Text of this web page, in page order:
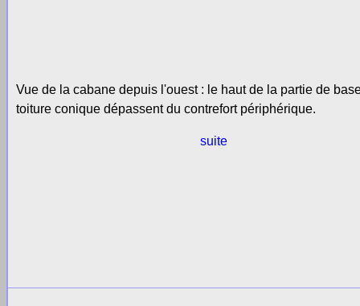
Vue de la cabane depuis l'ouest : le haut de la partie de
toiture conique dépassent du contrefort périphérique.
suite